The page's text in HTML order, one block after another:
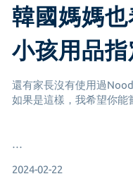
另外還有衣物芳香消臭噴
#完美主義抗皺撫紋修護
#光滑無比緊緻精華油 雙
我乾癢的皮膚終於恢復正
溫和的配方與天然成分在
特別是我正好在冬天懷孕
有種暖暖的感覺🍯🧡
韓國媽媽也
小孩用品
還有家長沒有使用過
如果是這樣，我希望你能
這是我自第一個孩子以來
2024-02-22